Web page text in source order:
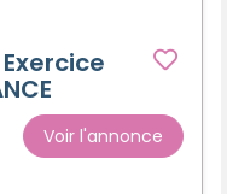
Voir l'annonce